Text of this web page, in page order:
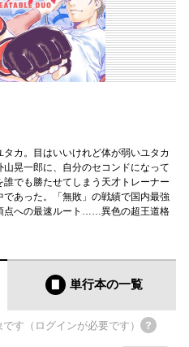
カ。目はいいけれど体が弱いユタカ
晃一郎に、自分のセコンドになって
でも勝たせてしまう天才トレーナー
あった。「無敗」の戦績で国内最強
点への最速ルート……異色の超王道格
単行本の一覧
です（ログインが必要です）